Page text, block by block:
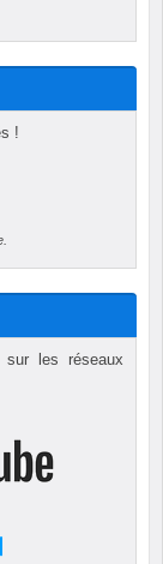
!
sur les réseaux